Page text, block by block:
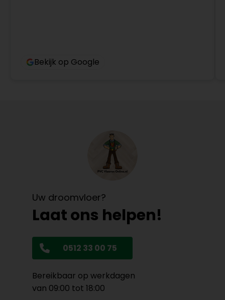
Bekijk op Google
Uw droomvloer?
Laat ons helpen!
0512 33 00 75
Bereikbaar op werkdagen
van 09:00 tot 18:00